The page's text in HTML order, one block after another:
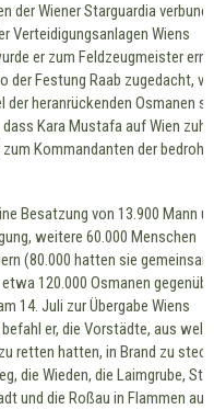
der Wiener Starguardia
Verteidigungsanlagen Wiens
er zum Feldzeugmeister
der Festung Raab zugedacht,
heranrückenden Osmanen
Kara Mustafa auf Wien
Kommandanten der
Besatzung von 13.900 Mann
weitere 60.000 Menschen
(80.000 hatten sie gemeinsam
120.000 Osmanen
14. Juli zur Übergabe Wiens
er, die Vorstädte, aus
retten hatten, in Brand zu
die Wieden, die Laimgrube, St.
und die Roßau in Flammen auf.